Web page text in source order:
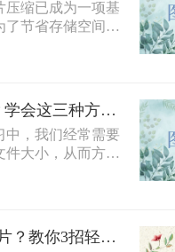
压缩已成为一项基
了节省存储空间，
载速度，将照片
非常有必要的。
片压缩方法。
图片怎么压缩？学会这三种方法轻松完成压缩！
中，我们经常需要
件大小，从而方便
那么图片怎么压
种常用的图片压
如何压缩png图片？教你3招轻松压缩！